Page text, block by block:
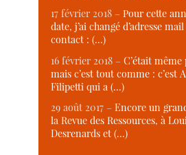
17 février 2018 –Pour cette
date, j’ai changé d’adresse mail
contact : (…)
16 février 2018 –C’était même
mais c’est tout comme : c’est
Filipetti qui a (…)
29 août 2017 –Encore un
la Revue des Ressources, à
Desrenards et (…)